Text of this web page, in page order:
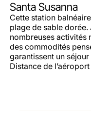
Santa Susanna
Cette station
plage de sable dorée.
nombreuses activités
des commodités
garantissent un
Distance de